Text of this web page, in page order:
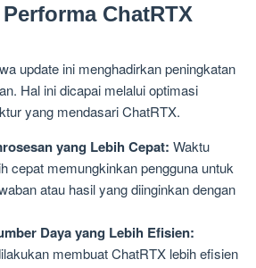
ChatRTX
update ini menghadirkan peningkatan
Hal ini dicapai melalui optimasi
yang mendasari ChatRTX.
yang Lebih Cepat: Waktu
cepat memungkinkan pengguna untuk
atau hasil yang diinginkan dengan
Daya yang Lebih Efisien:
membuat ChatRTX lebih efisien